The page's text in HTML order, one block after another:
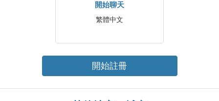
開始聊天
繁體中文
開始註冊